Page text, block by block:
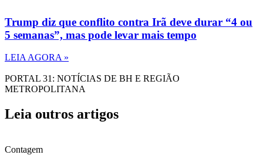
Trump diz que conflito contra Irã deve durar “4 ou
5 semanas”, mas pode levar mais tempo
LEIA AGORA »
PORTAL 31: NOTÍCIAS DE BH E REGIÃO
METROPOLITANA
Leia outros artigos
Contagem